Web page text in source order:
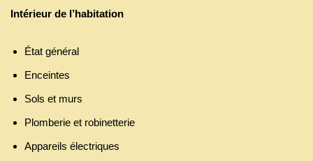
Intérieur de l’habitation
État général
Enceintes
Sols et murs
Plomberie et robinetterie
Appareils électriques